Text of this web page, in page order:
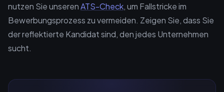
nutzen Sie unserenATS-Check, um Fallstricke im
Bewerbungsprozess zu vermeiden. Zeigen Sie, dass Sie
der reflektierte Kandidat sind, den jedes Unternehmen
sucht.